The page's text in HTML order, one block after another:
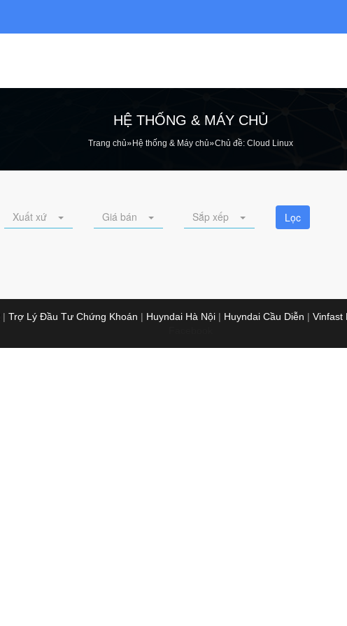
HỆ THỐNG & MÁY CHỦ
Trang chủ»Hệ thống & Máy chủ»Chủ đề: Cloud Linux
Xuất xứ Giá bán Sắp xếp Lọc
| Trợ Lý Đầu Tư Chứng Khoán | Huyndai Hà Nội | Huyndai Cầu Diễn | Vinfast